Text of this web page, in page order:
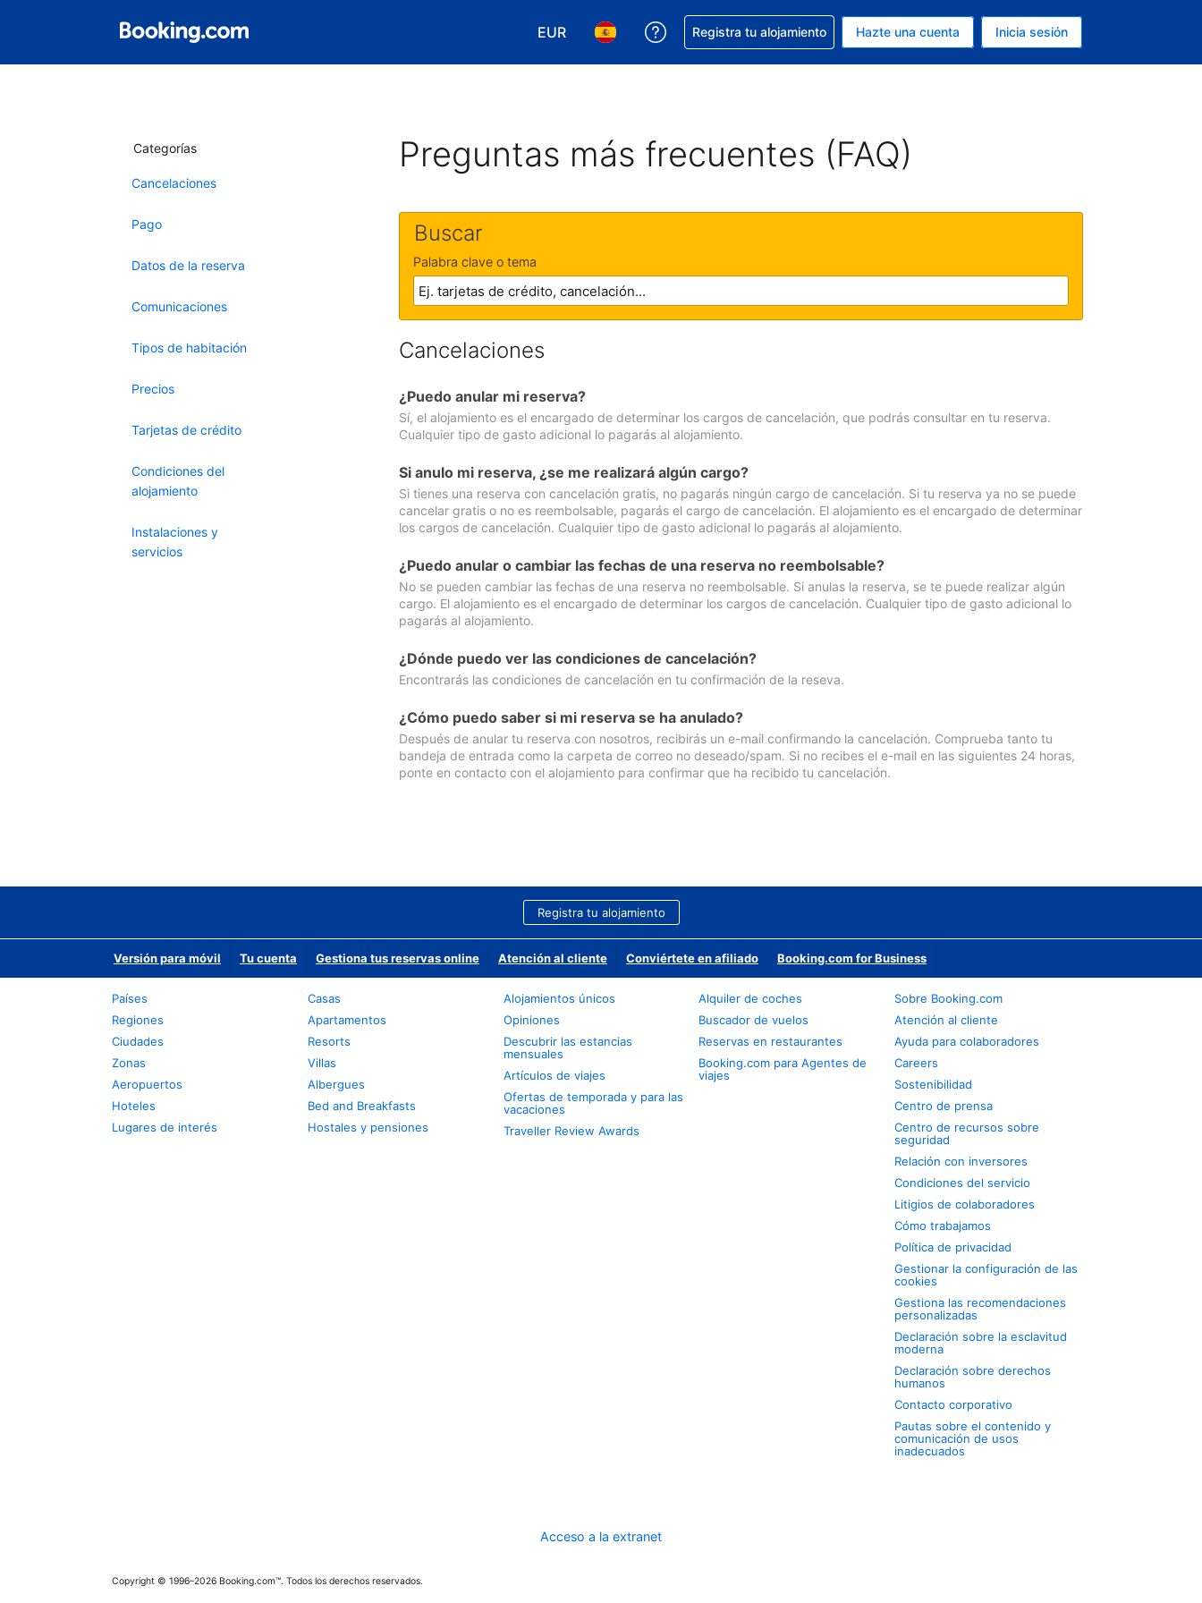
EUR
Elegir tu moneda. Tu moneda actual es EUR
Elegir el idioma que prefieres. Tu idioma actual es Español
Obtener ayuda con la reserva
Registra tu alojamiento Hazte una cuenta Inicia sesión
Categorías
Cancelaciones
Pago
Datos de la reserva
Comunicaciones
Tipos de habitación
Precios
Tarjetas de crédito
Condiciones del
alojamiento
Instalaciones y
servicios
Preguntas más frecuentes (FAQ)
Buscar
Palabra clave o tema
Cancelaciones
¿Puedo anular mi reserva?
Sí, el alojamiento es el encargado de determinar los cargos de cancelación, que podrás consultar en tu reserva.
Cualquier tipo de gasto adicional lo pagarás al alojamiento.
Si anulo mi reserva, ¿se me realizará algún cargo?
Si tienes una reserva con cancelación gratis, no pagarás ningún cargo de cancelación. Si tu reserva ya no se puede
cancelar gratis o no es reembolsable, pagarás el cargo de cancelación. El alojamiento es el encargado de determinar
los cargos de cancelación. Cualquier tipo de gasto adicional lo pagarás al alojamiento.
¿Puedo anular o cambiar las fechas de una reserva no reembolsable?
No se pueden cambiar las fechas de una reserva no reembolsable. Si anulas la reserva, se te puede realizar algún
cargo. El alojamiento es el encargado de determinar los cargos de cancelación. Cualquier tipo de gasto adicional lo
pagarás al alojamiento.
¿Dónde puedo ver las condiciones de cancelación?
Encontrarás las condiciones de cancelación en tu confirmación de la reseva.
¿Cómo puedo saber si mi reserva se ha anulado?
Después de anular tu reserva con nosotros, recibirás un e-mail confirmando la cancelación. Comprueba tanto tu
bandeja de entrada como la carpeta de correo no deseado/spam. Si no recibes el e-mail en las siguientes 24 horas,
ponte en contacto con el alojamiento para confirmar que ha recibido tu cancelación.
Registra tu alojamiento
Versión para móvil Tu cuenta Gestiona tus reservas online Atención al cliente Conviértete en afiliado Booking.com for Business
Países
Regiones
Ciudades
Zonas
Aeropuertos
Hoteles
Lugares de interés
Casas
Apartamentos
Resorts
Villas
Albergues
Bed and Breakfasts
Hostales y pensiones
Alojamientos únicos
Opiniones
Descubrir las estancias
mensuales
Artículos de viajes
Ofertas de temporada y para las
vacaciones
Traveller Review Awards
Alquiler de coches
Buscador de vuelos
Reservas en restaurantes
Booking.com para Agentes de
viajes
Sobre Booking.com
Atención al cliente
Ayuda para colaboradores
Careers
Sostenibilidad
Centro de prensa
Centro de recursos sobre
seguridad
Relación con inversores
Condiciones del servicio
Litigios de colaboradores
Cómo trabajamos
Política de privacidad
Gestionar la configuración de las
cookies
Gestiona las recomendaciones
personalizadas
Declaración sobre la esclavitud
moderna
Declaración sobre derechos
humanos
Contacto corporativo
Pautas sobre el contenido y
comunicación de usos
inadecuados
Acceso a la extranet
Copyright © 1996–2026 Booking.com™. Todos los derechos reservados.